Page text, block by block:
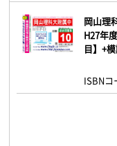
岡山理
H27年
目】+
ISBNコ